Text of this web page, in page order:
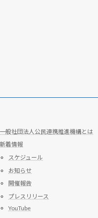
一般社団法人公民連携推進機構とは
新着情報
スケジュール
お知らせ
開催報告
プレスリリース
YouTube